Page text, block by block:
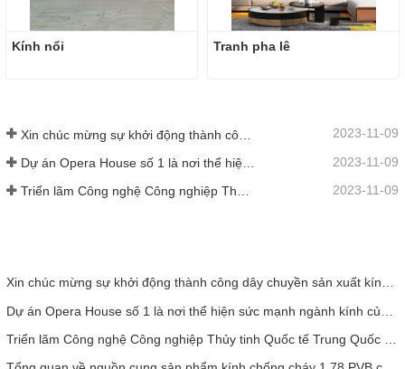
Kính nổi Tranh pha lê
2023-11-09
2023-11-09
2023-11-09
Xin chúc mừng sự khởi động thành công dây chuyền sản xuất kính nổi China Glass (Nigeria) 500 tấn/ngày